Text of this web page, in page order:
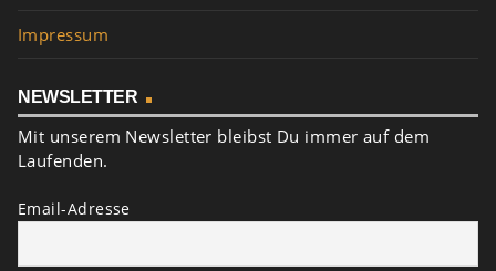
Impressum
NEWSLETTER
Mit unserem Newsletter bleibst Du immer auf dem
Laufenden.
Email-Adresse